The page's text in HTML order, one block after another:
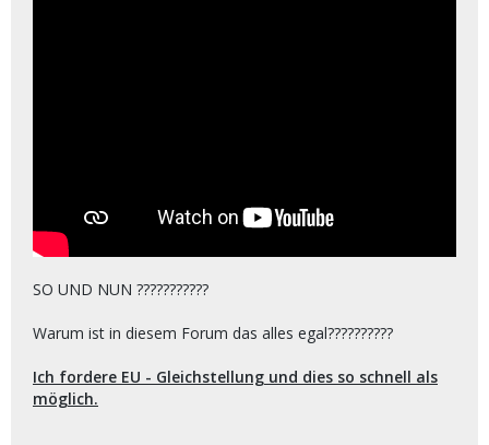
SO UND NUN ???????????
Warum ist in diesem Forum das alles egal??????????
Ich fordere EU - Gleichstellung und dies so schnell als
möglich.